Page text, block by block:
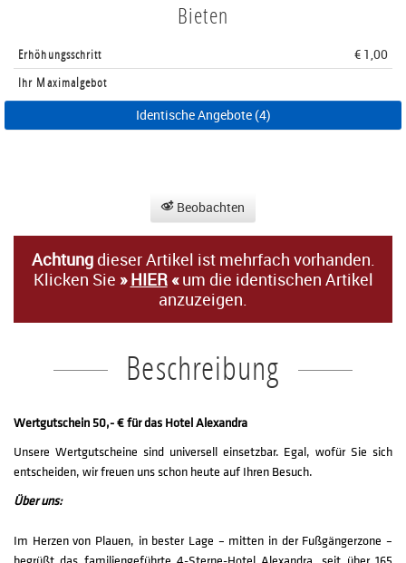
Bieten
Erhöhungsschritt
€ 1,00
Ihr Maximalgebot
Identische Angebote (4)
Beobachten
Achtungdieser Artikel ist mehrfach vorhanden.
Klicken Sie »HIER«um die identischen Artikel
anzuzeigen.
Beschreibung
Wertgutschein 50,- € für das Hotel Alexandra
Unsere Wertgutscheine sind universell einsetzbar. Egal, wofür Sie sich
entscheiden, wir freuen uns schon heute auf Ihren Besuch.
Über uns:
Im Herzen von Plauen, in bester Lage – mitten in der Fußgängerzone –